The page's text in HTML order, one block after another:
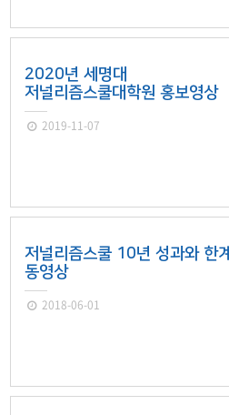
2020년 세명대
저널리즘스쿨대학원 홍보영상
2019-11-07
저널리즘스쿨 10년 성과와 한계
동영상
2018-06-01